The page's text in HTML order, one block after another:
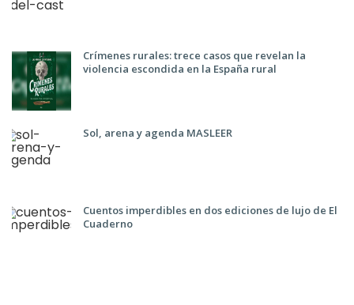
Crímenes rurales: trece casos que revelan la
violencia escondida en la España rural
Sol, arena y agenda MASLEER
Cuentos imperdibles en dos ediciones de lujo de El
Cuaderno